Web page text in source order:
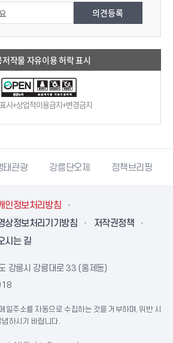
저작물 자유이용 허락 표시
시+상업적이용금지+변경금지
강릉단오제 정책브리핑 강원더
인정보처리방침
상정보처리기기방침
저작권정책
시는 길
강릉시 강릉대로 33 (홍제동)
일주소를 자동으로 수집하는 것을 거부하며, 위반 시
하시기 바랍니다.